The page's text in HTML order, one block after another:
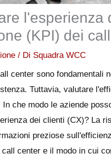
l'esperienza
(KPI) dei
/ Di Squadra WCC
center sono fondamentali
Tuttavia, valutare
che modo le aziende
dei clienti (CX)? La
preziose
center e il modo in cui